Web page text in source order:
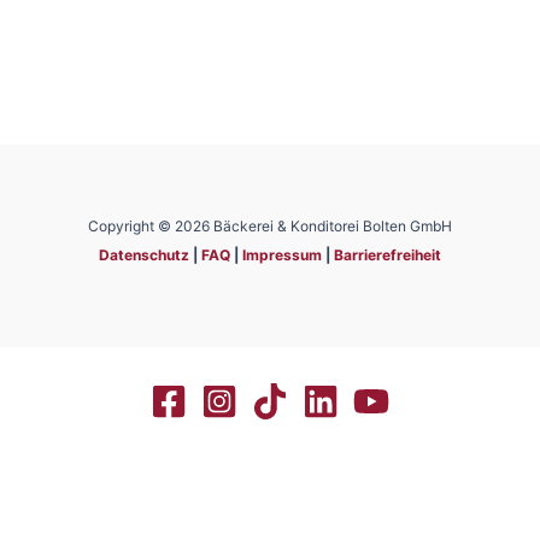
Copyright © 2026 Bäckerei & Konditorei Bolten GmbH
Datenschutz
FAQ Impressum Barrierefreiheit